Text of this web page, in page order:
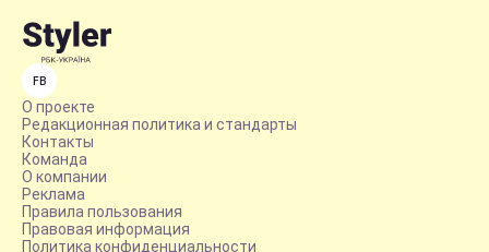
FB
О проекте
Редакционная политика и стандарты
Контакты
Команда
О компании
Реклама
Правила пользования
Правовая информация
Политика конфиденциальности